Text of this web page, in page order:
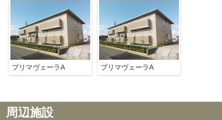
プリマヴェーラA プリマヴェーラA
周辺施設